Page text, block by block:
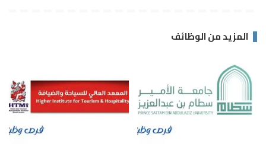
المزيد من الوظائف